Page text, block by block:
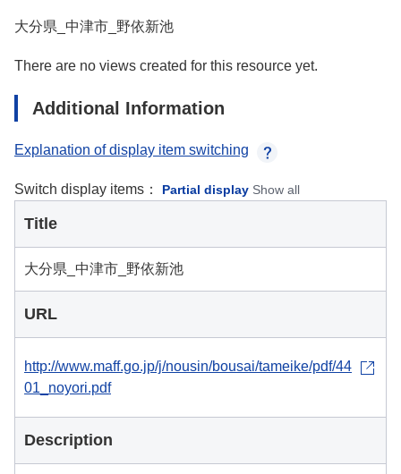
大分県_中津市_野依新池
There are no views created for this resource yet.
Additional Information
Explanation of display item switching
Switch display items： Partial display Show all
Title
大分県_中津市_野依新池
URL
http://www.maff.go.jp/j/nousin/bousai/tameike/pdf/44
01_noyori.pdf
Description